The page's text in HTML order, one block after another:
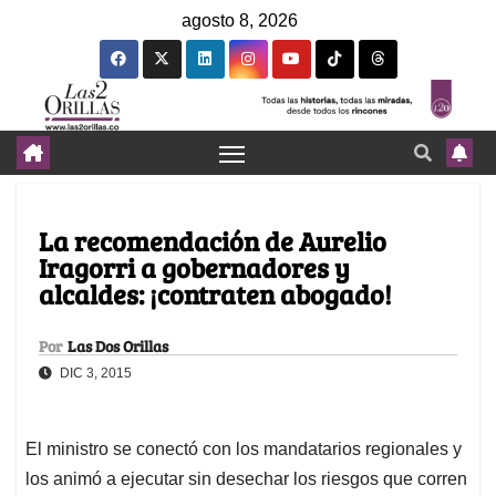
agosto 8, 2026
La recomendación de Aurelio
Iragorri a gobernadores y
alcaldes: ¡contraten abogado!
Por Las Dos Orillas
DIC 3, 2015
El ministro se conectó con los mandatarios regionales y
los animó a ejecutar sin desechar los riesgos que corren